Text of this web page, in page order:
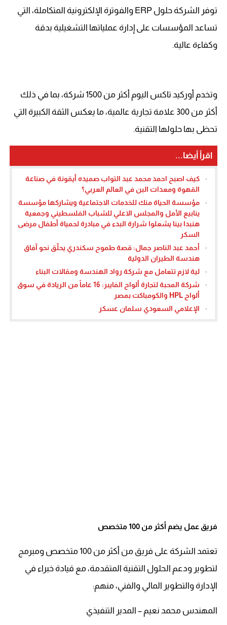
توفر الشركة حلول ERP والفوترة الإلكترونية المتكاملة، التي
تساعد المؤسسات على إدارة عملياتها التشغيلية بدقة
وكفاءة عالية.
وتخدم أوركيد تاكس اليوم أكثر من 1500 شركة، بما في ذلك
أكثر من 300 علامة تجارية عالمية، ما يعكس الثقة الكبيرة التي
تحظى بها حلولها التقنية.
اقرأ أيضا...
كيف اصبح احمد محمد عبد التواب صميده أيقونة في صناعة
القهوة ومعدات البن في العالم العربي؟
مؤسسة الحياة منك للخدمات الاجتماعية ويشاركها مؤسسة
ينابيع الأمل والمجلس الاعلي للشباب الفلسطيني وجمعية
هنبدا بينا يشعلوا شرارة البدء في مبادرة لحمياة أطفال مرضى
السكر
أحمد عبد الناصر جمال: قصة طموح سكندري يحلّق نحو آفاق
هندسة الطيران الدولية
لية لازم تتعامل مع شركة رواد الهندسة ومقالات البناء
شركة المحبة لتجارة ألواح الفايبر: 16 عاماً من الريادة في سوق
ألواح HPL والكومباكت بمصر
الإعلامي السعودي سلمان عسكر
فريق عمل يضم أكثر من 100 متخصص
تعتمد الشركة على فريق من أكثر من 100 متخصص ومبرمج
لتطوير ودعم الحلول التقنية المتقدمة، مع قيادة خبراء في
الإدارة والتطوير المالي والفني، منهم:
المهندس محمد نعيم – المدير التنفيذي